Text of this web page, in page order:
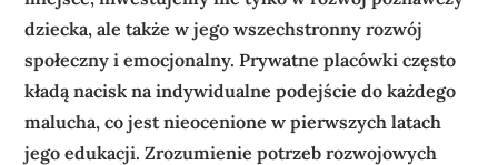
dziecka, ale także w jego wszechstronny rozwój
społeczny i emocjonalny. Prywatne placówki często
kładą nacisk na indywidualne podejście do każdego
malucha, co jest nieocenione w pierwszych latach
jego edukacji. Zrozumienie potrzeb rozwojowych